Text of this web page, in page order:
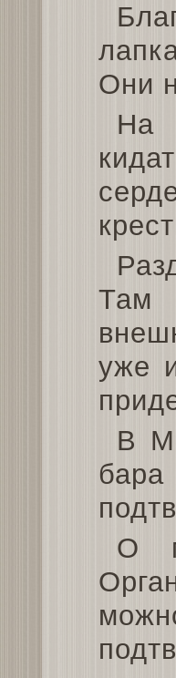
Они
На
Там
уже
В
бара
О